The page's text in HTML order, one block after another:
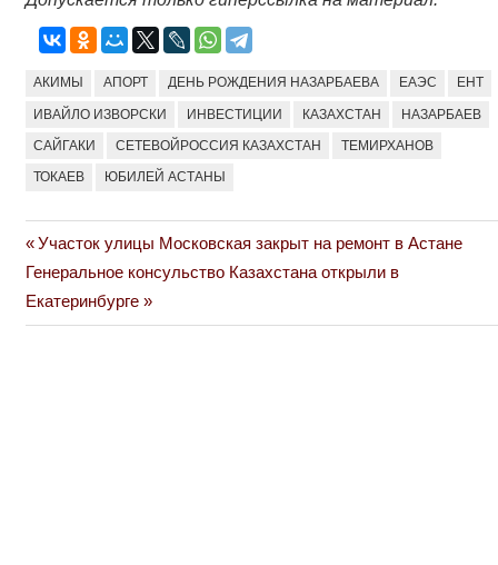
АКИМЫ АПОРТ ДЕНЬ РОЖДЕНИЯ НАЗАРБАЕВА ЕАЭС ЕНТ
ИВАЙЛО ИЗВОРСКИ ИНВЕСТИЦИИ КАЗАХСТАН НАЗАРБАЕВ
САЙГАКИ СЕТЕВОЙРОССИЯ КАЗАХСТАН ТЕМИРХАНОВ
ТОКАЕВ ЮБИЛЕЙ АСТАНЫ
Навигация
по
Previous
Post:
Участок улицы Московская закрыт на ремонт в Астане
Next
Post:
Генеральное консульство Казахстана открыли в
Екатеринбурге